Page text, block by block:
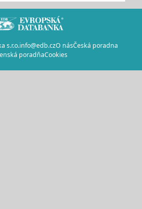
s.r.o.info@edb.czO násČeská poradna
poradňaCookies